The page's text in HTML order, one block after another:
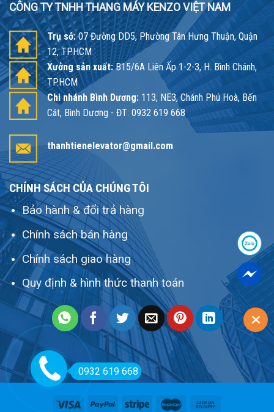
CÔNG TY TNHH THANG MÁY KENZO VIỆT NAM
Trụ sở:07 Đường DD5, Phường Tân Hưng Thuận, Quận
12, TP.HCM
Xưởng sản xuất:B15/6A Liên Ấp 1-2-3, H. Bình Chánh,
TP.HCM
Chi nhánh Bình Dương: 113, NE3, Chánh Phú Hoà, Bến
Cát, Bình Dương - ĐT: 0932 619 668
thanhtienelevator@gmail.com
CHÍNH SÁCH CỦA CHÚNG TÔI
Bảo hành & đổi trả hàng
Chính sách bán hàng
Chính sách giao hàng
Quy định & hình thức thanh toán
0932 619 668